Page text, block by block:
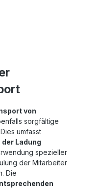
von
sorgfältige
umfasst
Ladung
spezieller
der Mitarbeiter
Die